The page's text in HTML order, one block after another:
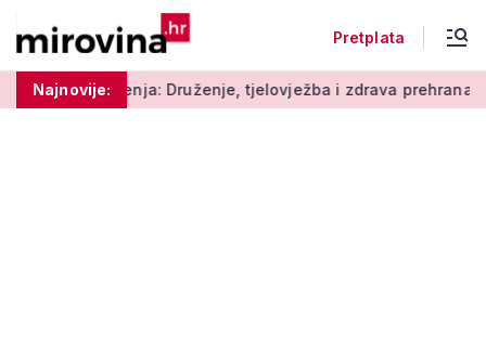
Pretplata
Najnovije:
Druženje, tjelovježba i zdrava prehrana za umirovljenike